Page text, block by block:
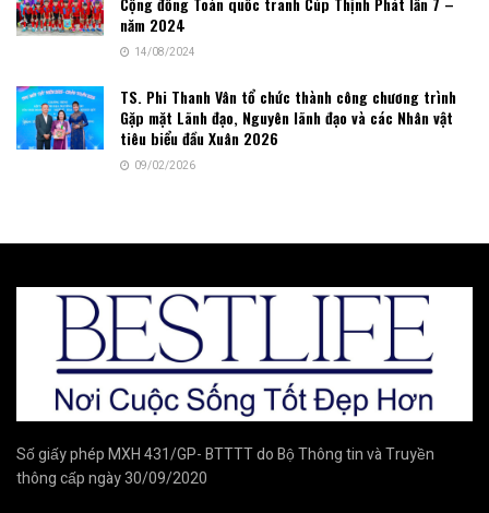
năm 2024
14/08/2024
TS. Phi Thanh Vân tổ chức thành công chương trình
Gặp mặt Lãnh đạo, Nguyên lãnh đạo và các Nhân vật
tiêu biểu đầu Xuân 2026
09/02/2026
Số giấy phép MXH 431/GP- BTTTT do Bộ Thông tin và Truyền
thông cấp ngày 30/09/2020